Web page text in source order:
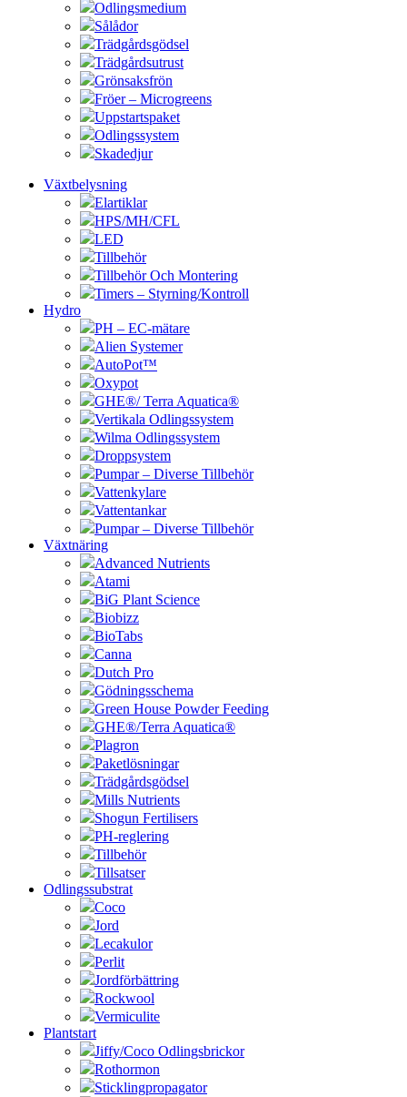
Odlingsmedium
Sålådor
Trädgårdsgödsel
Trädgårdsutrust
Grönsaksfrön
Fröer – Microgreens
Uppstartspaket
Odlingssystem
Skadedjur
Växtbelysning
Elartiklar
HPS/MH/CFL
LED
Tillbehör
Tillbehör Och Montering
Timers – Styrning/Kontroll
Hydro
PH – EC-mätare
Alien Systemer
AutoPot™
Oxypot
GHE®/ Terra Aquatica®
Vertikala Odlingssystem
Wilma Odlingssystem
Droppsystem
Pumpar – Diverse Tillbehör
Vattenkylare
Vattentankar
Pumpar – Diverse Tillbehör
Växtnäring
Advanced Nutrients
Atami
BiG Plant Science
Biobizz
BioTabs
Canna
Dutch Pro
Gödningsschema
Green House Powder Feeding
GHE®/Terra Aquatica®
Plagron
Paketlösningar
Trädgårdsgödsel
Mills Nutrients
Shogun Fertilisers
PH-reglering
Tillbehör
Tillsatser
Odlingssubstrat
Coco
Jord
Lecakulor
Perlit
Jordförbättring
Rockwool
Vermiculite
Plantstart
Jiffy/Coco Odlingsbrickor
Rothormon
Sticklingpropagator